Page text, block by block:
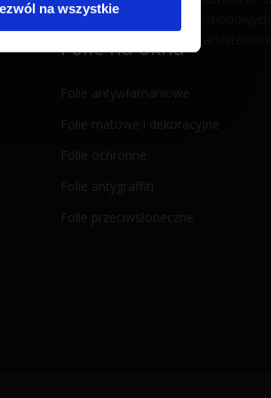
na wszystkie
Folie na okna
Folie antywłamaniowe
Folie matowe i dekoracyjne
Folie ochronne
Folie antygraffiti
Folie przeciwsłoneczne